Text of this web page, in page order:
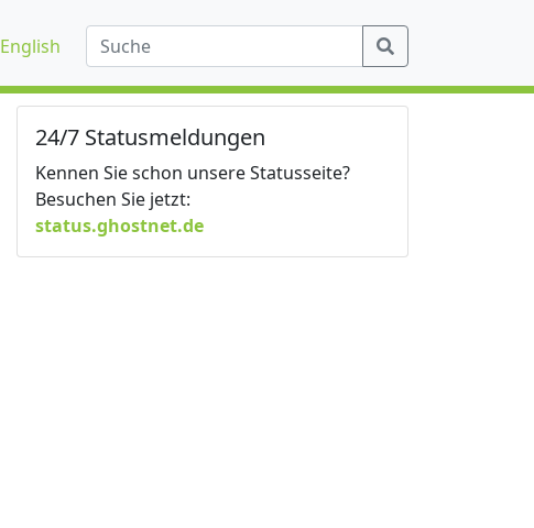
English
24/7 Statusmeldungen
Kennen Sie schon unsere Statusseite?
Besuchen Sie jetzt:
status.ghostnet.de